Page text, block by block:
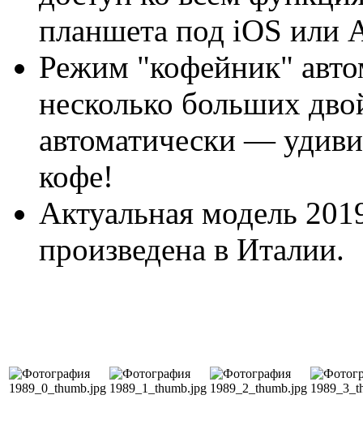
планшета под iOS или
Режим "кофейник"
несколько больших
автоматически —
кофе!
Актуальная модель
произведена в Италии.